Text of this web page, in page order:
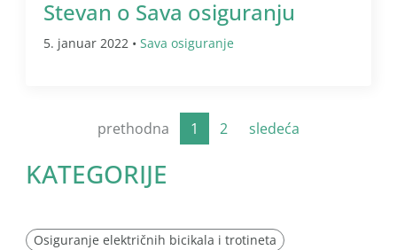
Stevan o Sava osiguranju
5. januar 2022 • Sava osiguranje
prethodna 1 2 sledeća
KATEGORIJE
Osiguranje električnih bicikala i trotineta